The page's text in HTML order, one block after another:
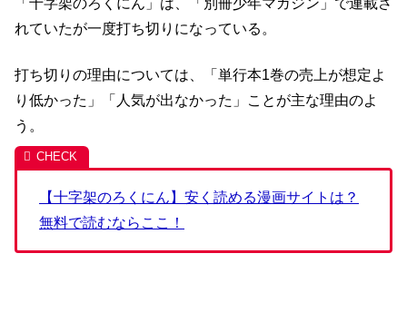
「十字架のろくにん」は、「別冊少年マガジン」で連載さ
れていたが一度打ち切りになっている。
打ち切りの理由については、「単行本1巻の売上が想定よ
り低かった」「人気が出なかった」ことが主な理由のよ
う。
【十字架のろくにん】安く読める漫画サイトは？
無料で読むならここ！